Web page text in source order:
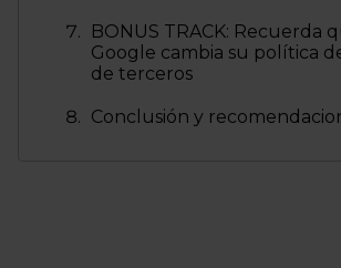
BONUS TRACK: Recuerda
Google cambia su política
de terceros
Conclusión y